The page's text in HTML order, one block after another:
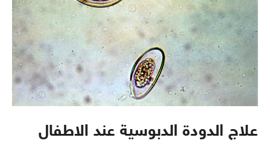
علاج الدودة الدبوسية عند الاطفال